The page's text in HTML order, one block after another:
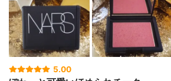
5.00